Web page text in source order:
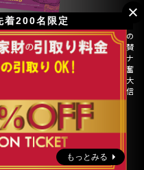
ール専門部、近畿高等学校体育連盟の
学校バスケットボール大会の特別協賛
優勝メダルを寄贈いたします。コロナ
じ地区大会、全国大会を目指し心を奮
てそれを支えるメンバー、コーチ、大
与えるエンジンになっているものと信
ん。
着200名限定
もっとみる